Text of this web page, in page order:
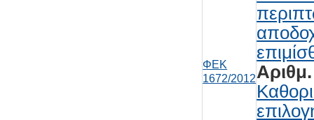
ΦΕΚ
1672/2012